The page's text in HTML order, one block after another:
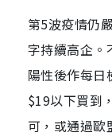
第5波疫情仍
字持續高企。
陽性後作每
$19以下買到
可，或通過歐